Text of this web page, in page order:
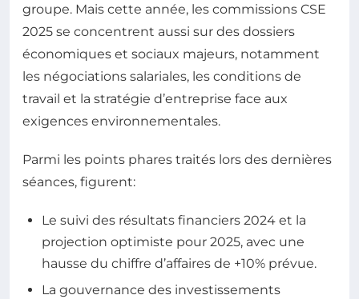
groupe. Mais cette année, les commissions CSE
2025 se concentrent aussi sur des dossiers
économiques et sociaux majeurs, notamment
les négociations salariales, les conditions de
travail et la stratégie d’entreprise face aux
exigences environnementales.
Parmi les points phares traités lors des dernières
séances, figurent:
Le suivi des résultats financiers 2024 et la
projection optimiste pour 2025, avec une
hausse du chiffre d’affaires de +10% prévue.
La gouvernance des investissements